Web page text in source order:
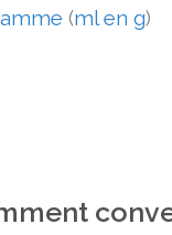
(ml en g)